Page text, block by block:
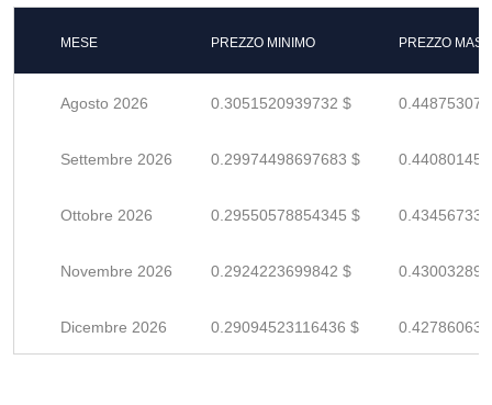
MESE PREZZO MINIMO PREZZO
Agosto 2026 0.3051520939732 $
Settembre 2026 0.29974498697683 $
Ottobre 2026 0.29550578854345 $
Novembre 2026 0.2924223699842 $
Dicembre 2026 0.29094523116436 $